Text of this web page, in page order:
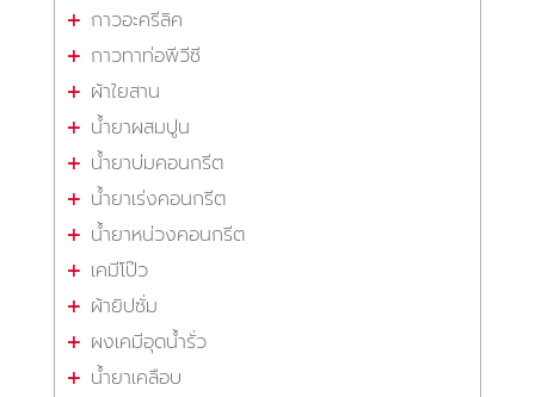
กาวอะครีลิค
กาวทาท่อพีวีซี
ผ้าใยสาน
น้ำยาผสมปูน
น้ำยาบ่มคอนกรีต
น้ำยาเร่งคอนกรีต
น้ำยาหน่วงคอนกรีต
เคมีโป๊ว
ผ้ายิปซั่ม
ผงเคมีอุดน้ำรั่ว
น้ำยาเคลือบ